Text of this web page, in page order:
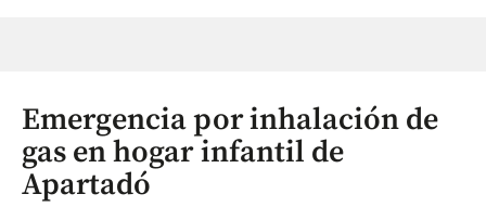
Emergencia por inhalación de
gas en hogar infantil de
Apartadó